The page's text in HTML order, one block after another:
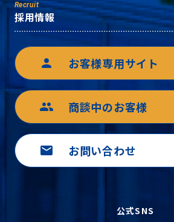
Recruit
採用情報
person お客様専用サイト
group 商談中のお客様
mail お問い合わせ
公式SNS